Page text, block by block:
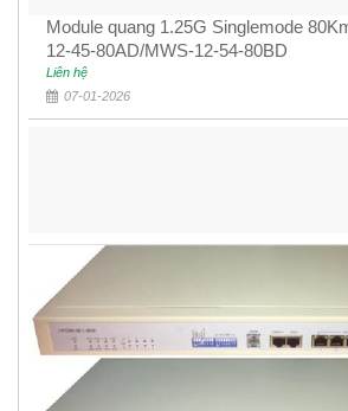
Module quang 1.25G Singlemode
12-45-80AD/MWS-12-54-80BD
Liên hệ
07-01-2026